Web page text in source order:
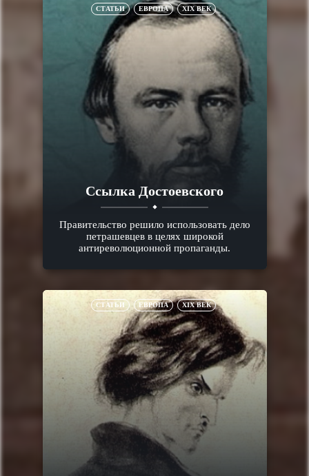
СТАТЬИ ЕВРОПА XIX ВЕК
Ссылка Достоевского
Правительство решило использовать дело
петрашевцев в целях широкой
антиреволюционной пропаганды.
СТАТЬИ ЕВРОПА XIX ВЕК